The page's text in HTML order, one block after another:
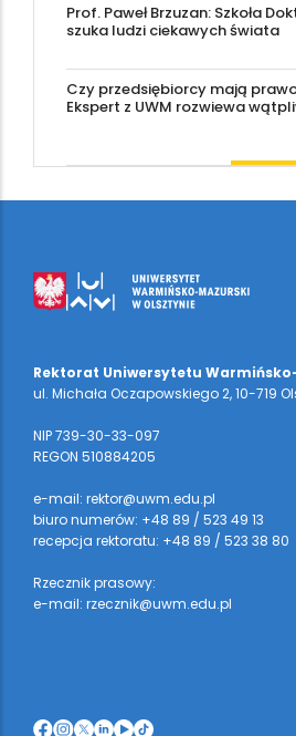
Prof. Paweł Brzuzan: Szkoła
szuka ludzi ciekawych świata
Czy przedsiębiorcy mają
Ekspert z UWM rozwiewa
Rektorat Uniwersytetu
ul. Michała Oczapowskiego 2, 10-719
NIP 739-30-33-097
REGON 510884205
e-mail: rektor@uwm.edu.pl
biuro numerów: +48 89 / 523 49 13
recepcja rektoratu: +48 89 / 523 38 80
Rzecznik prasowy:
e-mail: rzecznik@uwm.edu.pl